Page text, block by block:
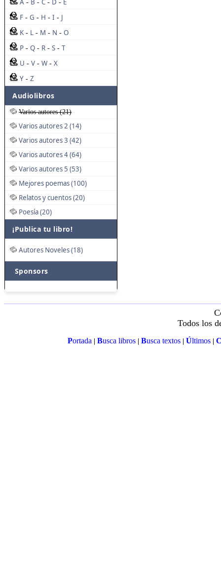
A - B - C - D - E
F - G - H - I - J
K - L - M - N - O
P - Q - R - S - T
U - V - W - X
Y - Z
Audiolibros
Varios autores (21)
Varios autores 2 (14)
Varios autores 3 (42)
Varios autores 4 (64)
Varios autores 5 (53)
Mejores poemas (100)
Relatos y cuentos (20)
Poesía (20)
¡Publica tu libro!
Autores Noveles (18)
Sponsors
Todos los
Portada| Busca libros| Busca textos| Últimos|